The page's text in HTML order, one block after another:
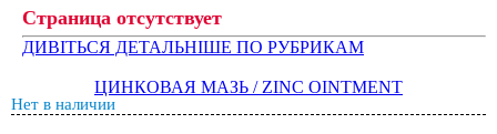
Страница отсутствует
ДИВІТЬСЯ ДЕТАЛЬНІШЕ ПО РУБРИКАМ
ЦИНКОВАЯ МАЗЬ / ZINC OINTMENT
Нет в наличии